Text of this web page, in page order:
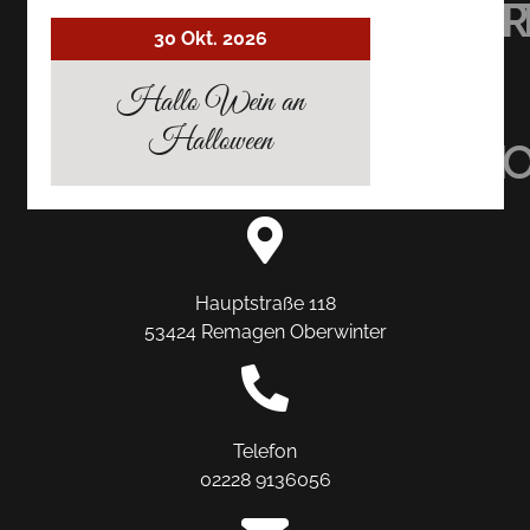
RESTAURANT
AUF
TRIPADVISOR
AUF
INSTAGRAM
Hauptstraße 118
53424 Remagen Oberwinter
Telefon
02228 9136056
30 Okt. 2026
Hallo Wein an
Halloween